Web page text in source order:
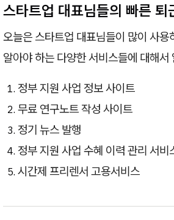
스타트업 대표님들의 빠른
오늘은 스타트업 대표님들이 많이 사
알아야 하는 다양한 서비스들에 대해서
정부 지원 사업 정보 사이트
무료 연구노트 작성 사이트
정기 뉴스 발행
정부 지원 사업 수혜 이력 관리 서비
시간제 프리렌서 고용서비스